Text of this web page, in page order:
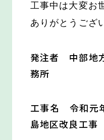
工事中は大変お
ありがとうござ
発注者 中部地
務所
工事名 令和元
島地区改良工事